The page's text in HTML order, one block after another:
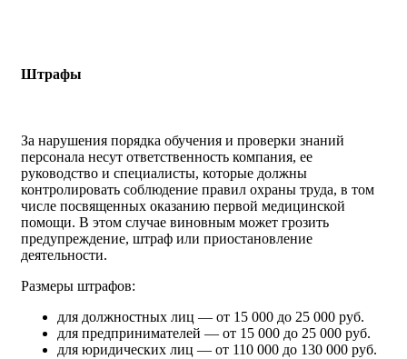
Штрафы
За нарушения порядка обучения и проверки знаний
персонала несут ответственность компания, ее
руководство и специалисты, которые должны
контролировать соблюдение правил охраны труда, в том
числе посвященных оказанию первой медицинской
помощи. В этом случае виновным может грозить
предупреждение, штраф или приостановление
деятельности.
Размеры штрафов:
для должностных лиц — от 15 000 до 25 000 руб.
для предпринимателей — от 15 000 до 25 000 руб.
для юридических лиц — от 110 000 до 130 000 руб.